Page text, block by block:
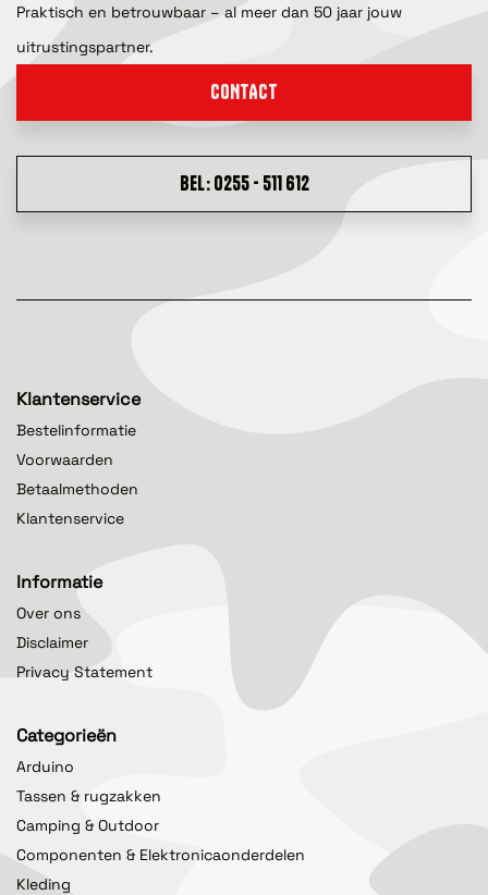
Praktisch en betrouwbaar – al meer dan 50 jaar jouw
uitrustingspartner.
CONTACT
BEL: 0255 - 511 612
Klantenservice
Bestelinformatie
Voorwaarden
Betaalmethoden
Klantenservice
Informatie
Over ons
Disclaimer
Privacy Statement
Categorieën
Arduino
Tassen & rugzakken
Camping & Outdoor
Componenten & Elektronicaonderdelen
Kleding